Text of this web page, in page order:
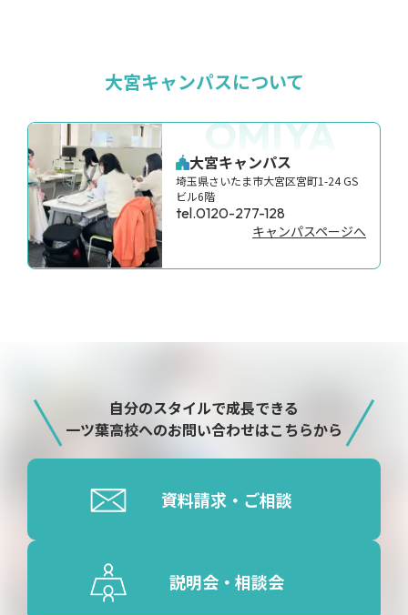
大宮キャンパスについて
OMIYA
大宮キャンパス
埼玉県さいたま市大宮区宮町1-24 GS
ビル6階
tel.0120-277-128
キャンパスページへ
自分のスタイルで成長できる
一ツ葉高校へのお問い合わせはこちらから
資料請求・ご相談
説明会・相談会